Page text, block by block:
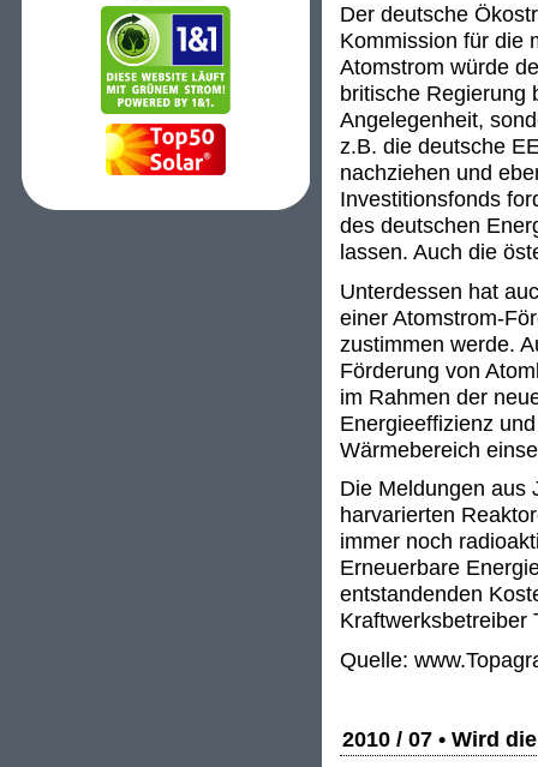
Der deutsche
Kommission für die
Atomstrom würde
britische Regierung
Angelegenheit,
z.B. die deutsche
nachziehen und
Investitionsfonds
des deutschen
lassen. Auch die
Unterdessen hat
einer Atomstrom-
zustimmen werde.
Förderung von
im Rahmen der
Energieeffizienz
Wärmebereich
Die Meldungen aus
harvarierten
immer noch
Erneuerbare
entstandenden
Kraftwerksbetreiber
Quelle:
2010 / 07 • Wird